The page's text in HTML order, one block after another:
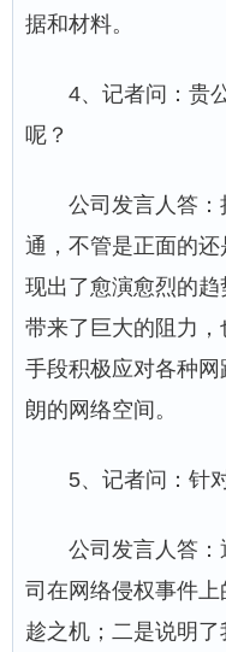
据和材料。
4、记者问：贵
呢？
公司发言人答
通，不管是正面的
现出了愈演愈烈的
带来了巨大的阻力
手段积极应对各种
朗的网络空间。
5、记者问：针
公司发言人答
司在网络侵权事件
趁之机；二是说明